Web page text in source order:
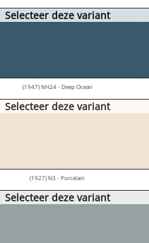
Selecteer deze variant
(1947) NH24 - Deep Ocean
Selecteer deze variant
(1927) N3 - Porcelain
Selecteer deze variant